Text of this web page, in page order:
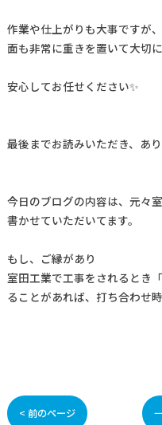
作業や仕上がりも大事ですが
面も非常に重きを置いて大切に
安心してお任せください✨
最後までお読みいただき、あ
今日のブログの内容は、元々
書かせていただいてます。
もし、ご縁があり
室田工業で工事をされるとき
ることがあれば、打ち合わせ
< 前のページ